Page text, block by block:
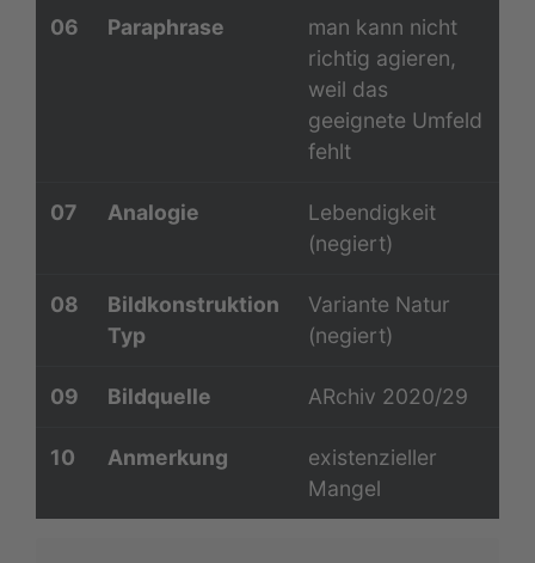
06 Paraphrase
man kann nicht
richtig agieren,
weil das
geeignete Umfeld
fehlt
07 Analogie
Lebendigkeit
(negiert)
08
Bildkonstruktion
Typ
Variante Natur
(negiert)
09 Bildquelle ARchiv 2020/29
10 Anmerkung
existenzieller
Mangel